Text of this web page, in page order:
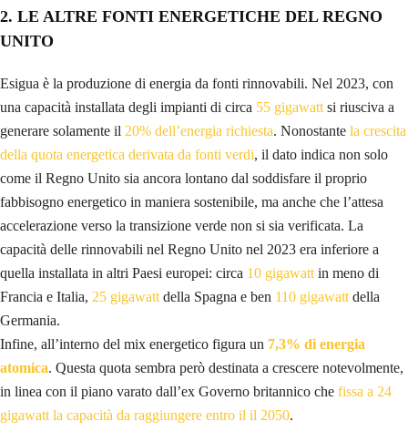
2. LE ALTRE FONTI ENERGETICHE DEL REGNO
UNITO
Esigua è la produzione di energia da fonti rinnovabili. Nel 2023, con
una capacità installata degli impianti di circa 55 gigawatt si riusciva a
generare solamente il 20% dell’energia richiesta. Nonostante la crescita
della quota energetica derivata da fonti verdi, il dato indica non solo
come il Regno Unito sia ancora lontano dal soddisfare il proprio
fabbisogno energetico in maniera sostenibile, ma anche che l’attesa
accelerazione verso la transizione verde non si sia verificata. La
capacità delle rinnovabili nel Regno Unito nel 2023 era inferiore a
quella installata in altri Paesi europei: circa 10 gigawatt in meno di
Francia e Italia, 25 gigawatt della Spagna e ben 110 gigawatt della
Germania.
Infine, all’interno del mix energetico figura un 7,3% di energia
atomica. Questa quota sembra però destinata a crescere notevolmente,
in linea con il piano varato dall’ex Governo britannico che fissa a 24
gigawatt la capacità da raggiungere entro il il 2050.